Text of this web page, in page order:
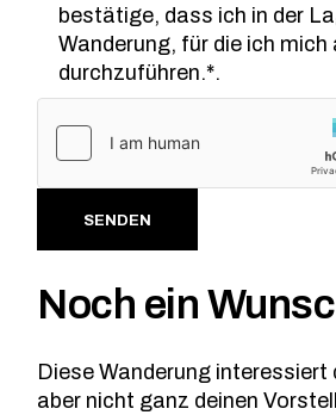
bestätige, dass ich in der
Wanderung, für die ich mich
durchzuführen.*.
SENDEN
Noch ein
Diese Wanderung
aber nicht ganz deinen